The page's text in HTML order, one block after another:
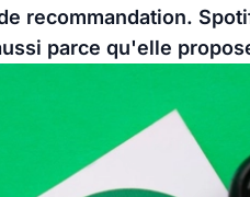
recommandation.
parce qu'elle